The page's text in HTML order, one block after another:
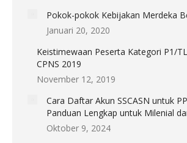
Pokok-pokok Kebijakan Merdeka
Januari 20, 2020
Keistimewaan Peserta Kategori P1/
CPNS 2019
November 12, 2019
Cara Daftar Akun SSCASN untuk
Panduan Lengkap untuk Milenial
Oktober 9, 2024